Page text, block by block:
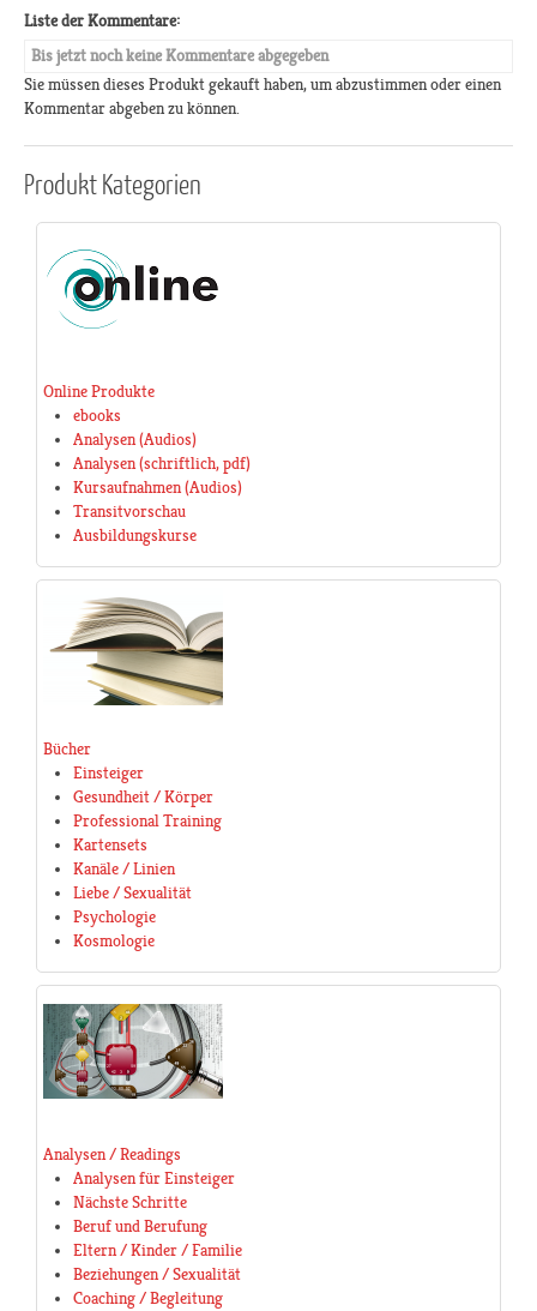
Liste der Kommentare:
Bis jetzt noch keine Kommentare abgegeben
Sie müssen dieses Produkt gekauft haben, um abzustimmen oder einen
Kommentar abgeben zu können.
ProduktKategorien
Online Produkte
ebooks
Analysen (Audios)
Analysen (schriftlich, pdf)
Kursaufnahmen (Audios)
Transitvorschau
Ausbildungskurse
Bücher
Einsteiger
Gesundheit / Körper
Professional Training
Kartensets
Kanäle / Linien
Liebe / Sexualität
Psychologie
Kosmologie
Analysen / Readings
Analysen für Einsteiger
Nächste Schritte
Beruf und Berufung
Eltern / Kinder / Familie
Beziehungen / Sexualität
Coaching / Begleitung